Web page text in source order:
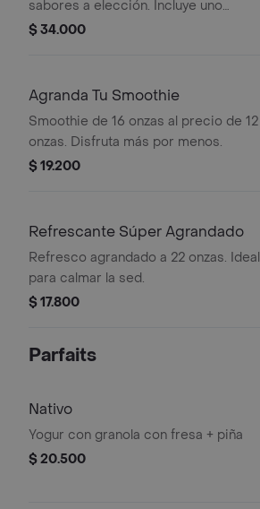
sabores a elección. Incluye uno
grande (22 oz) y uno mediano (16 oz).
$ 34.000
Agranda Tu Smoothie
Smoothie de 16 onzas al precio de 12
onzas. Disfruta más por menos.
$ 19.200
Refrescante Súper Agrandado
Refresco agrandado a 22 onzas. Ideal
para calmar la sed.
$ 17.800
Parfaits
Nativo
Yogur con granola con fresa + piña
$ 20.500